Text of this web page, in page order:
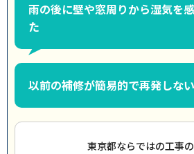
雨の後に壁や窓周りから湿気を
た
以前の補修が簡易的で再発しな
東京都ならではの工事